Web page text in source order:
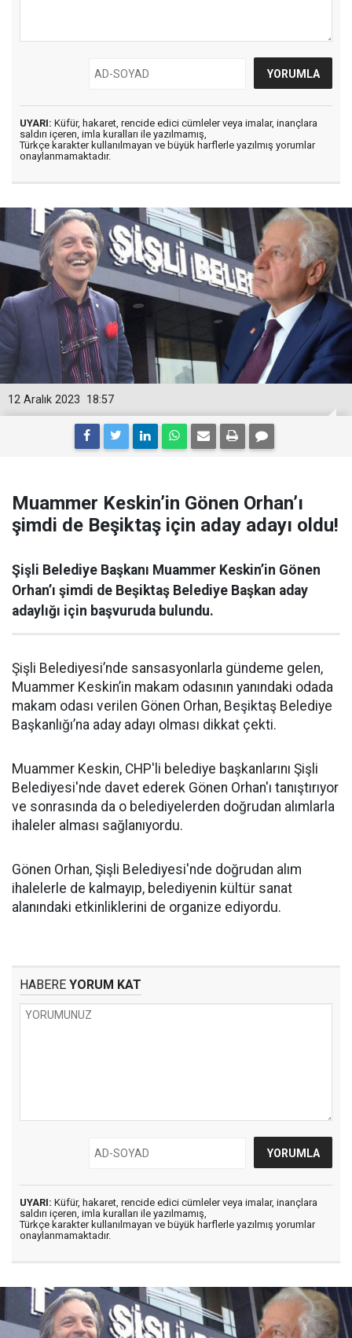
UYARI: Küfür, hakaret, rencide edici cümleler veya imalar, inançlara
saldırı içeren, imla kuralları ile yazılmamış,
Türkçe karakter kullanılmayan ve büyük harflerle yazılmış yorumlar
onaylanmamaktadır.
18:57
12 Aralık 2023
Muammer Keskin’in Gönen Orhan’ı
şimdi de Beşiktaş için aday adayı oldu!
Şişli Belediye Başkanı Muammer Keskin’in Gönen
Orhan’ı şimdi de Beşiktaş Belediye Başkan aday
adaylığı için başvuruda bulundu.
Şişli Belediyesi’nde sansasyonlarla gündeme gelen,
Muammer Keskin’in makam odasının yanındaki odada
makam odası verilen Gönen Orhan, Beşiktaş Belediye
Başkanlığı’na aday adayı olması dikkat çekti.
Muammer Keskin, CHP'li belediye başkanlarını Şişli
Belediyesi'nde davet ederek Gönen Orhan'ı tanıştırıyor
ve sonrasında da o belediyelerden doğrudan alımlarla
ihaleler alması sağlanıyordu.
Gönen Orhan, Şişli Belediyesi'nde doğrudan alım
ihalelerle de kalmayıp, belediyenin kültür sanat
alanındaki etkinliklerini de organize ediyordu.
HABERE YORUM KAT
UYARI: Küfür, hakaret, rencide edici cümleler veya imalar, inançlara
saldırı içeren, imla kuralları ile yazılmamış,
Türkçe karakter kullanılmayan ve büyük harflerle yazılmış yorumlar
onaylanmamaktadır.